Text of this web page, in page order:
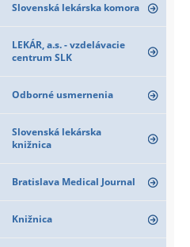
Slovenská lekárska komora
LEKÁR, a.s. - vzdelávacie
centrum SLK
Odborné usmernenia
Slovenská lekárska
knižnica
Bratislava Medical Journal
Knižnica